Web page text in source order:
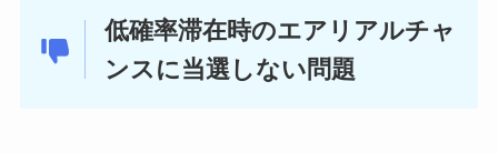
低確率滞在時のエアリアルチャ
ンスに当選しない問題